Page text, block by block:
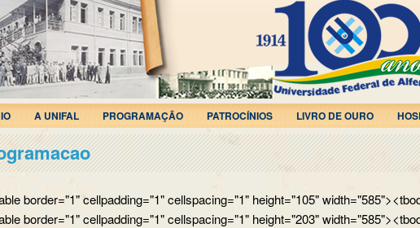
A UNIFAL PROGRAMAÇÃO PATROCÍNIOS LIVRO DE OURO
border="1" cellpadding="1" cellspacing="1" height="105"
border="1" cellpadding="1" cellspacing="1" height="203"